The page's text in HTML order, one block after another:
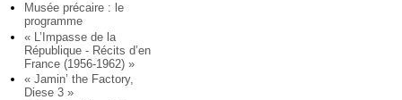
Musée précaire : le
programme
« L’Impasse de la
République - Récits d’en
France (1956-1962) »
« Jamin’ the Factory,
Diese 3 »